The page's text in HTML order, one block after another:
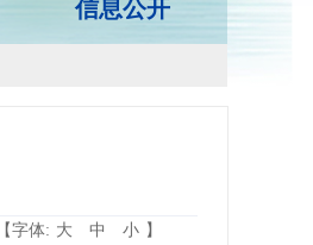
信息公开
【字体: 大 中 小 】